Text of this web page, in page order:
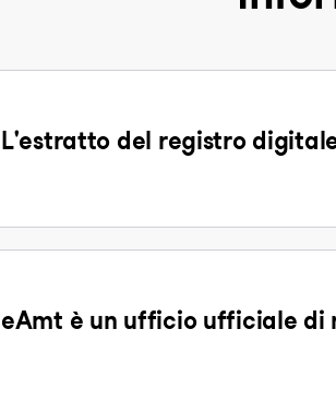
L'estratto del registro
eAmt è un ufficio ufficiale di